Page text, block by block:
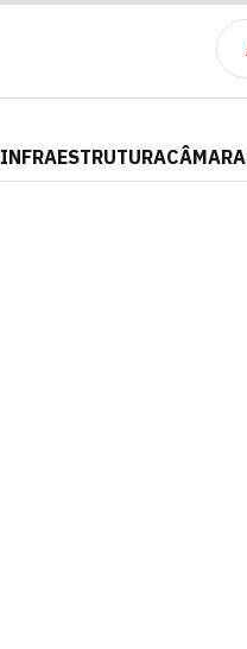
INFRAESTRUTURACÂMARA